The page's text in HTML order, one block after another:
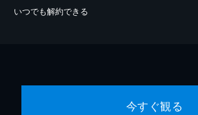
いつでも解約できる
今すぐ観る